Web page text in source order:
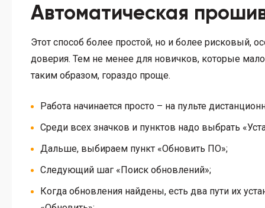
Автоматическая
Этот способ более простой, но и более рисковый,
доверия. Тем не менее для новичков, которые
таким образом, гораздо проще.
Работа начинается просто – на пульте
Среди всех значков и пунктов надо выбрать
Дальше, выбираем пункт «Обновить ПО»;
Следующий шаг «Поиск обновлений»;
Когда обновления найдены, есть два пути их